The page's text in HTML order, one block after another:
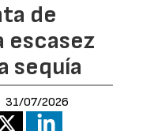
de
escasez
sequía
31/07/2026